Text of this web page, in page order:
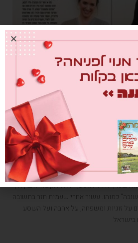
חרדי, דנה חילונית, והם
גג אחת
15/
דנה הרגישה שעולמה חרב עליה, והחזיקה
ויחזור להיות האיש שאהבה. לעמית היה
תצטרף אליו למסע, והוא התקשה להבין איך
כמוהו. עשור אחרי שעמית חזר בתשובה
על זוגיות ומשפחה, על אהבה ועל השסע
בישראל